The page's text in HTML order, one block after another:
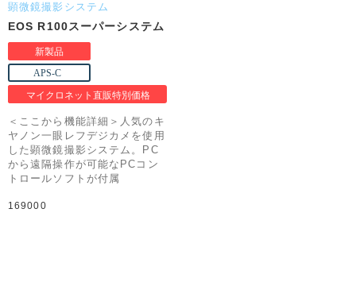
顕微鏡撮影システム
EOS R100スーパーシステム
＜ここから機能詳細＞人気のキ
ヤノン一眼レフデジカメを使用
した顕微鏡撮影システム。PC
から遠隔操作が可能なPCコン
トロールソフトが付属
169000